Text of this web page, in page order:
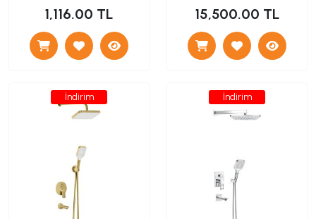
1,116.00 TL 15,500.00 TL
İndirim İndirim